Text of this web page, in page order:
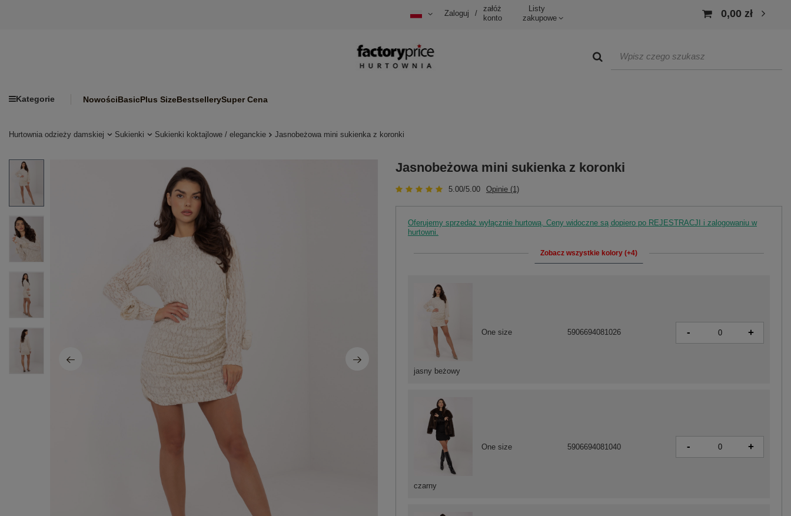
Zaloguj /
załóż
konto
Listy
zakupowe
0,00 zł
Kategorie NowościBasicPlus SizeBestsellerySuper Cena
Hurtownia odzieży damskiej Sukienki Sukienki koktajlowe / eleganckie Jasnobeżowa mini sukienka z koronki
Jasnobeżowa mini sukienka z koronki
5.00/5.00 Opinie (1)
Oferujemy sprzedaż wyłącznie hurtową. Ceny widoczne są dopiero po REJESTRACJI i zalogowaniu w
hurtowni.
Zobacz wszystkie kolory (+4)
czarny
One size 5906694081040 - +
jasny beżowy
One size 5906694081026 - +